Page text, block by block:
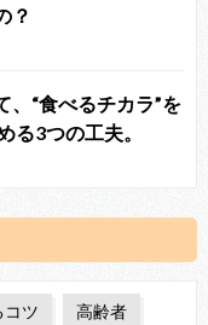
？
、“食べるチカラ”を
る3つの工夫。
コツ 高齢者